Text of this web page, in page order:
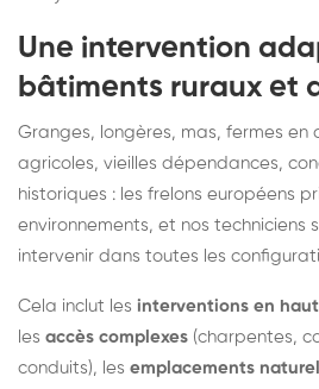
Une intervention
bâtiments ruraux et
Granges, longères, mas, fermes
agricoles, vieilles dépendances,
historiques : les frelons européens
environnements, et nos techniciens
intervenir dans toutes les
Cela inclut les interventions en
les accès complexes (charpentes,
conduits), les emplacements